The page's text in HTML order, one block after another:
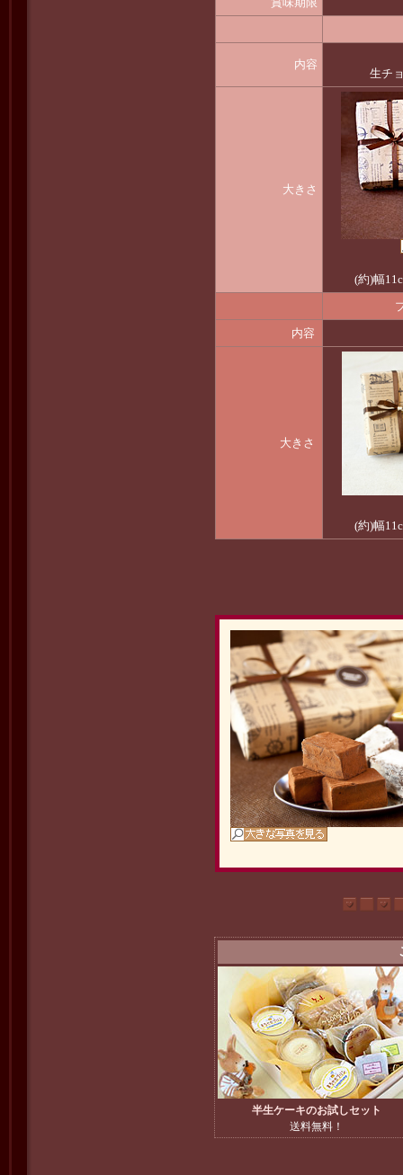
内容
生チ
大きさ
(約)幅
内容
大きさ
(約)幅
半生ケーキのお試しセット
送料無料！